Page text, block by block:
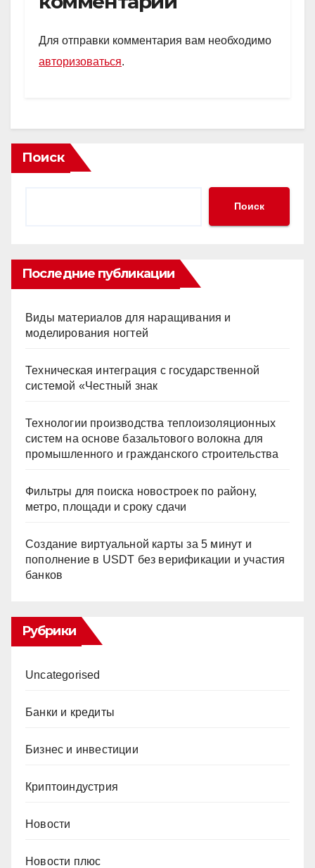
A
p
p
kl
a
ss
a
m
и
Для отправки комментария вам необходимо
авторизоваться.
Поиск
Поиск
Последние публикации
Виды материалов для наращивания и
моделирования ногтей
Техническая интеграция с государственной
системой «Честный знак
Технологии производства теплоизоляционных
систем на основе базальтового волокна для
промышленного и гражданского строительства
Фильтры для поиска новостроек по району,
метро, площади и сроку сдачи
Создание виртуальной карты за 5 минут и
пополнение в USDT без верификации и участия
банков
Рубрики
Uncategorised
Банки и кредиты
Бизнес и инвестиции
Криптоиндустрия
Новости
Новости плюс